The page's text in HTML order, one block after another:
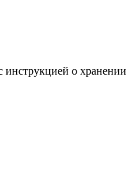
о хранении